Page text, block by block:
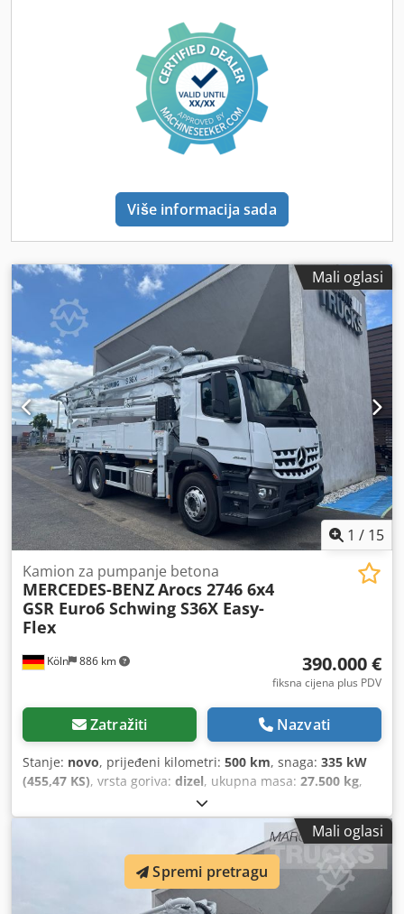
Više informacija sada
Mali oglasi
1 / 15
Köln 886 km
Kamion za pumpanje betona
MERCEDES-BENZArocs 2746 6x4
GSR Euro6 Schwing S36X Easy-
Flex
390.000 €
fiksna cijena plus PDV
Zatražiti Nazvati
Stanje: novo, prijeđeni kilometri: 500 km, snaga: 335 kW
(455,47 KS), vrsta goriva: dizel, ukupna masa: 27.500 kg,
3 osovine
prijenosa:automatski, emisijska klasa:Euro 6, Oprema:
ABS, elektronički program stabilnosti (ESP), klima uređaj,
navigacijski sustav,
Mali oglasi
Spremi pretragu